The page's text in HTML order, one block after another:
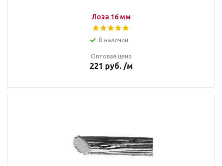
Лоза 16 мм
В наличии
Оптовая цена
221 руб. /м